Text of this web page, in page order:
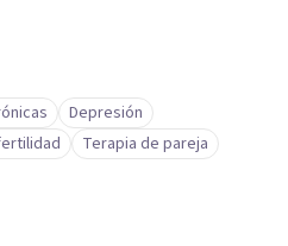
Depresión
Terapia de pareja